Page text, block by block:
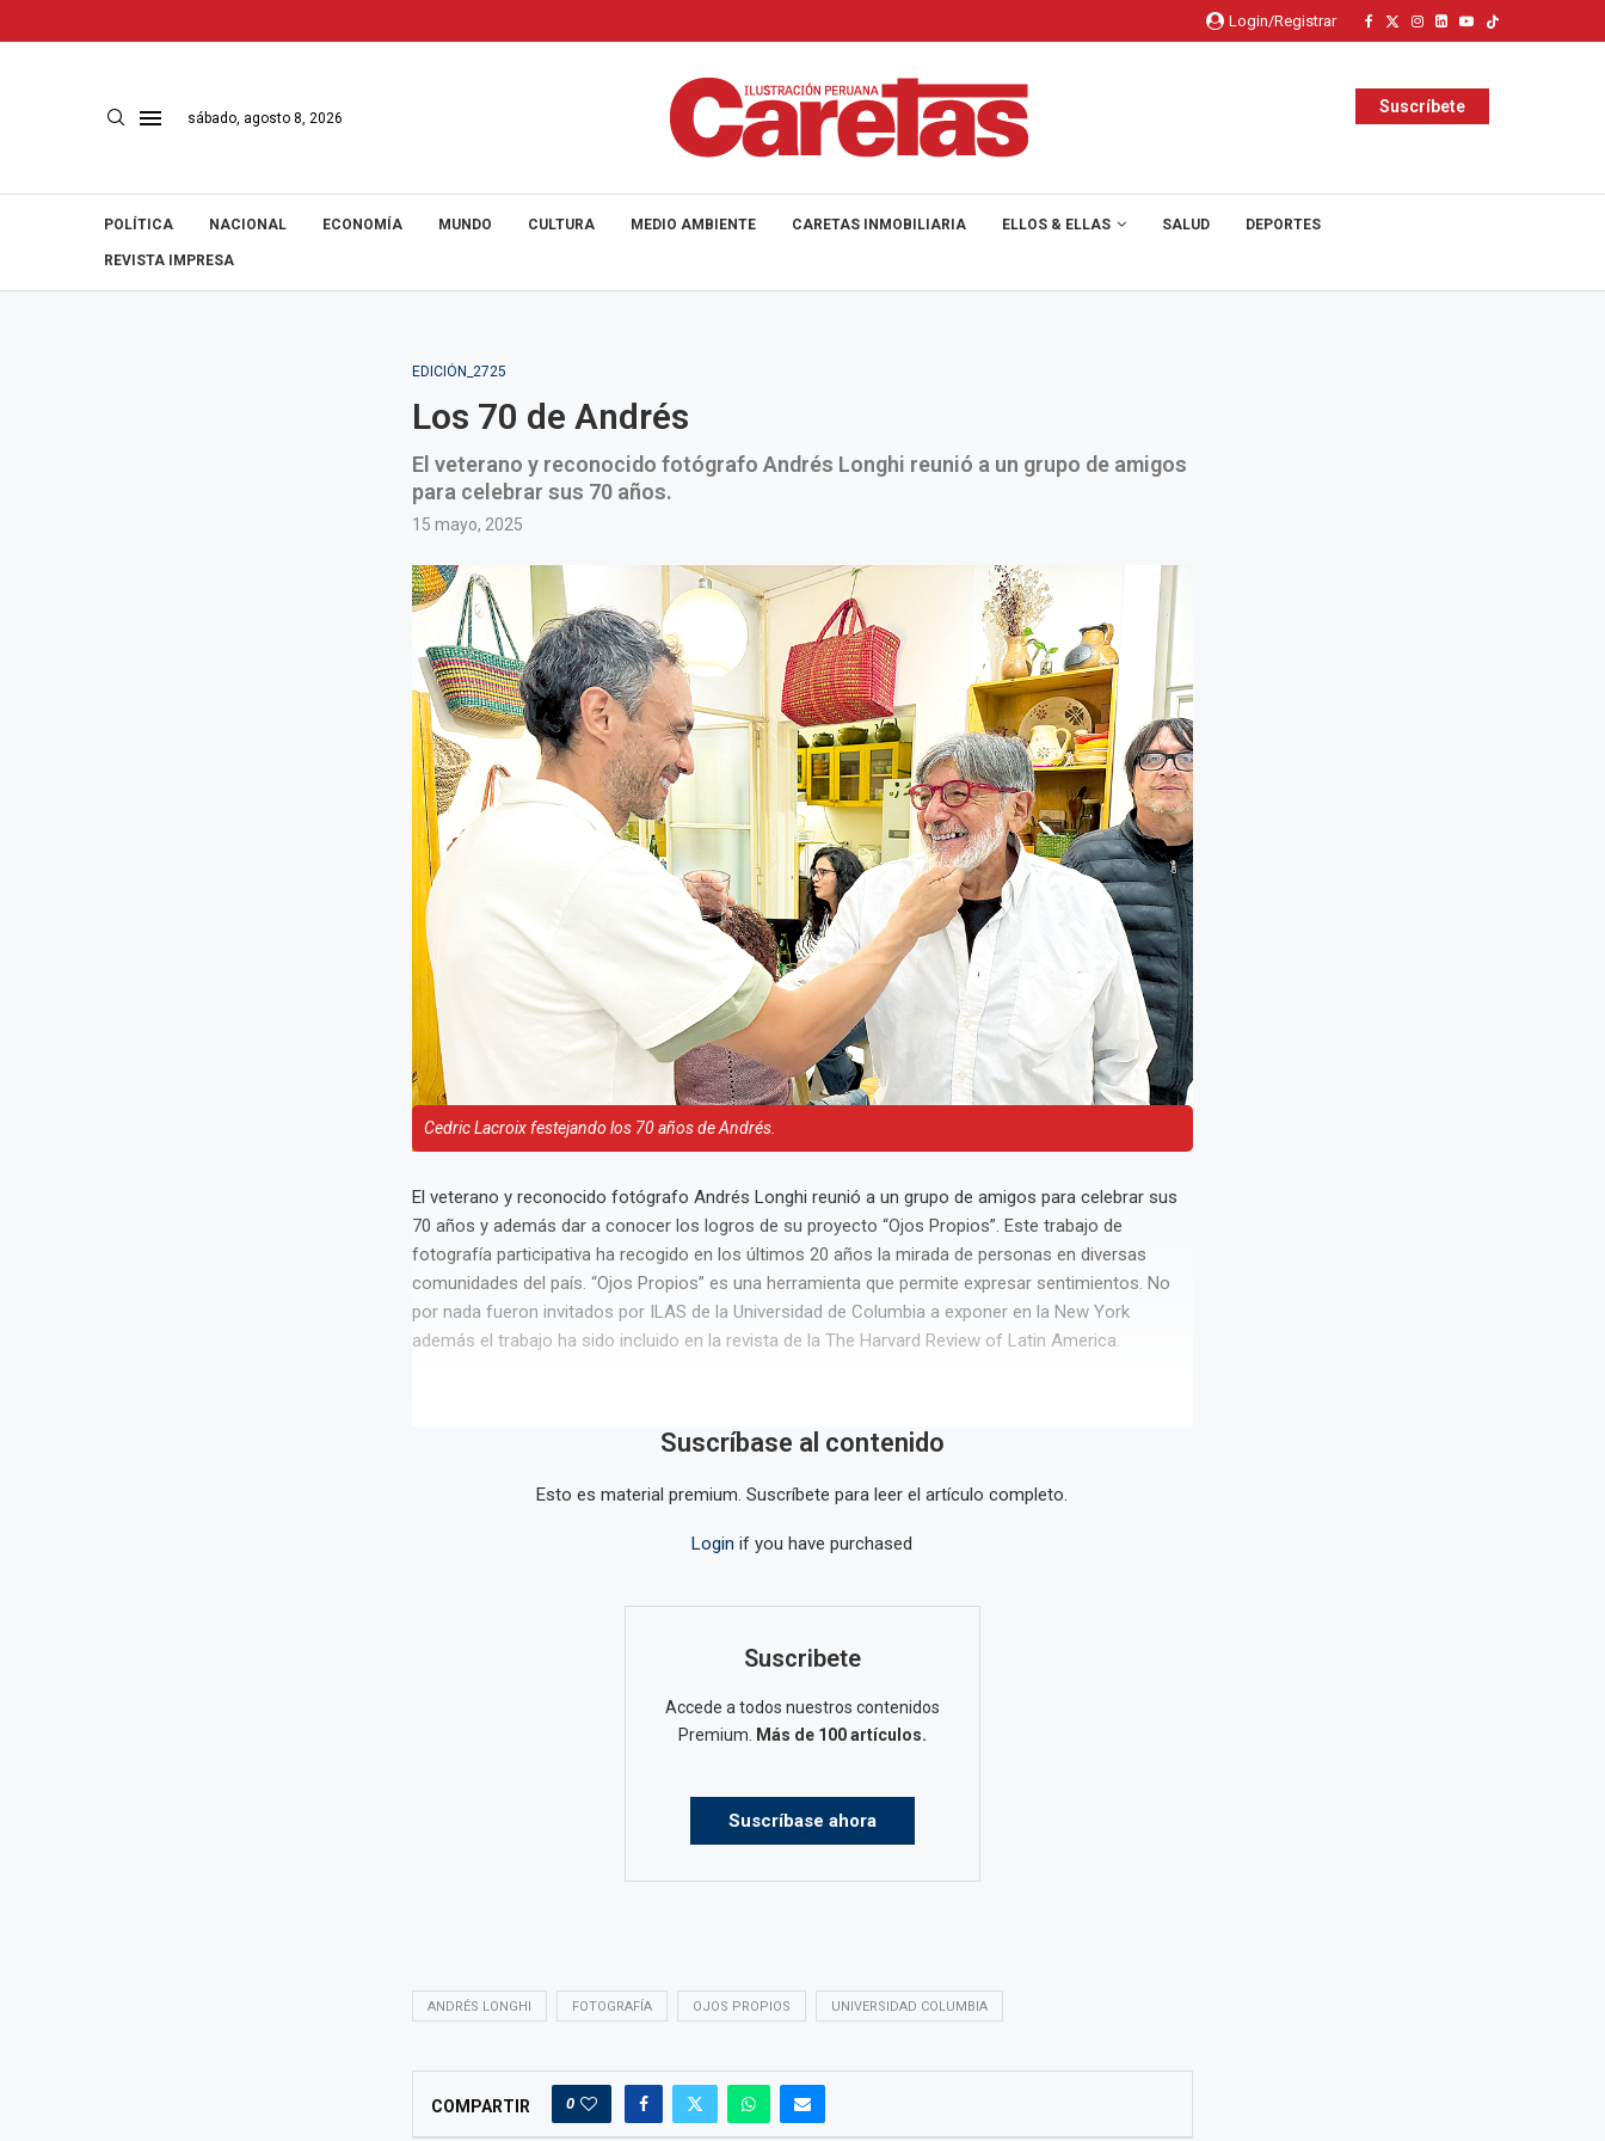
Login/Registrar
sábado, agosto 8, 2026
Suscríbete
POLÍTICA NACIONAL ECONOMÍA MUNDO CULTURA MEDIO AMBIENTE CARETAS INMOBILIARIA ELLOS & ELLAS SALUD DEPORTES
REVISTA IMPRESA
EDICIÓN_2725
Los 70 de Andrés
El veterano y reconocido fotógrafo Andrés Longhi reunió a un grupo de amigos
para celebrar sus 70 años.
15 mayo, 2025
Cedric Lacroix festejando los 70 años de Andrés.
El veterano y reconocido fotógrafo Andrés Longhi reunió a un grupo de amigos para celebrar sus
70 años y además dar a conocer los logros de su proyecto “Ojos Propios”. Este trabajo de
fotografía participativa ha recogido en los últimos 20 años la mirada de personas en diversas
comunidades del país. “Ojos Propios” es una herramienta que permite expresar sentimientos. No
por nada fueron invitados por ILAS de la Universidad de Columbia a exponer en la New York
además el trabajo ha sido incluido en la revista de la The Harvard Review of Latin America.
Suscríbase al contenido
Esto es material premium. Suscríbete para leer el artículo completo.
Login if you have purchased
Suscribete
Accede a todos nuestros contenidos
Premium.
Más de 100 artículos.
Suscríbase ahora
ANDRÉS LONGHI FOTOGRAFÍA OJOS PROPIOS UNIVERSIDAD COLUMBIA
COMPARTIR 0